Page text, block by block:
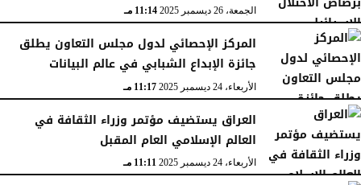
الجمعة، 26 ديسمبر 2025 11:14 مـ
المركز الإحصائي لدول مجلس التعاون يطلق
جائزة الإبداع الشبابي في عالم البيانات
الأربعاء، 24 ديسمبر 2025 11:17 مـ
العراق يستضيف مؤتمر وزراء الثقافة في
العالم الإسلامي العام المقبل
الأربعاء، 24 ديسمبر 2025 11:11 مـ